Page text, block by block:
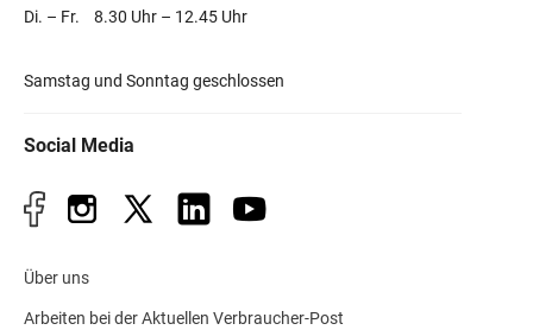
Di. – Fr. 8.30 Uhr – 12.45 Uhr
Samstag und Sonntag geschlossen
Social Media
Über uns
Arbeiten bei der Aktuellen Verbraucher-Post